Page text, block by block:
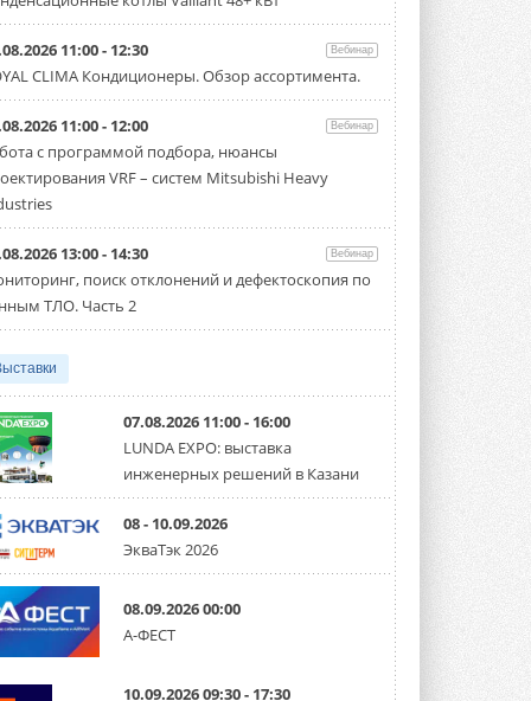
стойку
Испытания прошли на собственной
производственной площадке и были ...
3 АВГУСТА 2026
Samsung выпускает VRF-
систему DVM на R32
Линейка включает семь типоразмеров
производительностью от 22,4 до 56 кВт.
«СиСофт Девелопмент» подвел
итоги конкурса студенческих
проектов «ТИМ-лидеры 2026»
«Русклимат» укрепляет
партнёрство за Уралом
Президент Омского землячества в
Москве Михаил Тимошенко посетил
Омск с трёхдневным рабочим визитом ...
31 ИЮЛЯ 2026
Carrier модернизирует
флагманский чиллер AquaEdge
19XR
Чиллер получил новую версию,
работающую на хладагенте R1234ze ...
31 ИЮЛЯ 2026
Mitsubishi расширяет
11:00 - 12:30 Вебинар
CLIMA Кондиционеры. Обзор ассортимента.
11:00 - 12:00 Вебинар
с программой подбора, нюансы
VRF – систем Mitsubishi Heavy
13:00 - 14:30 Вебинар
поиск отклонений и дефектоскопия по
ТЛО. Часть 2
07.08.2026 11:00 - 16:00
LUNDA EXPO: выставка
инженерных решений в Казани
08 - 10.09.2026
ЭкваТэк 2026
08.09.2026 00:00
А-ФЕСТ
10.09.2026 09:30 - 17:30